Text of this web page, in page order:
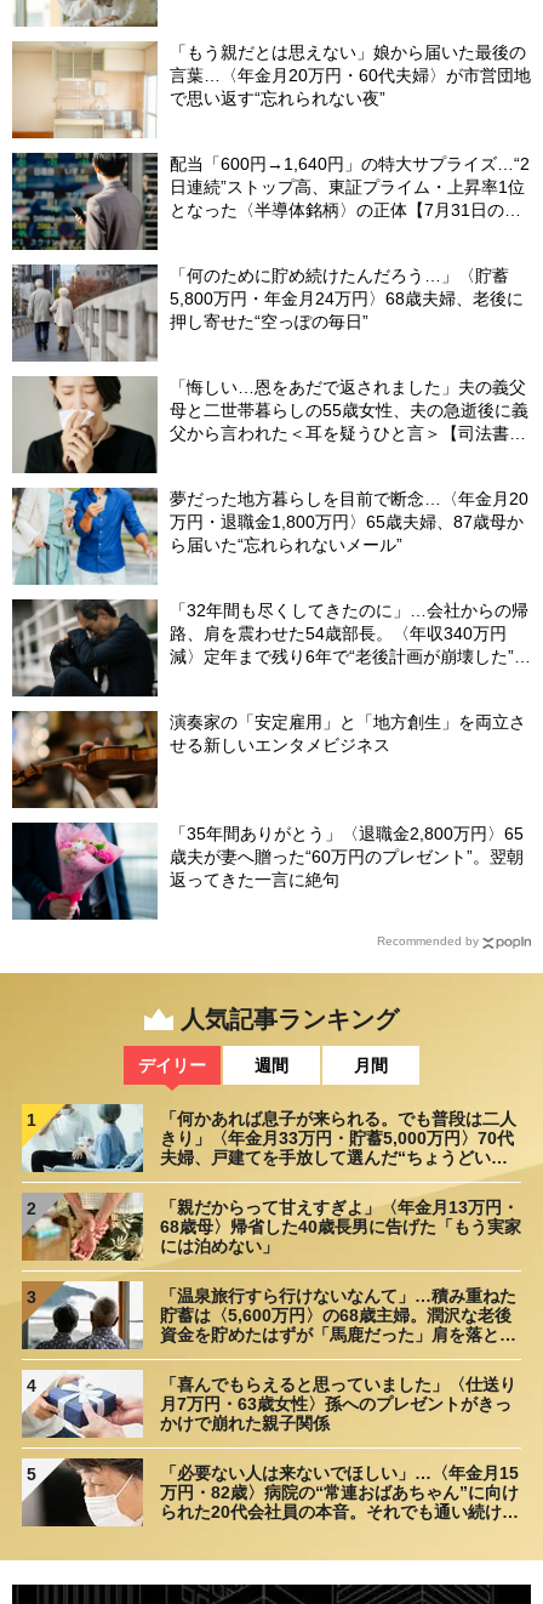
「もう親だとは思えない」娘から届いた最後の
言葉…〈年金月20万円・60代夫婦〉が市営団地
で思い返す“忘れられない夜”
配当「600円→1,640円」の特大サプライズ…“2
日連続”ストップ高、東証プライム・上昇率1位
となった〈半導体銘柄〉の正体【7月31日の国
「何のために貯め続けたんだろう…」〈貯蓄
5,800万円・年金月24万円〉68歳夫婦、老後に
押し寄せた“空っぽの毎日”
「悔しい…恩をあだで返されました」夫の義父
母と二世帯暮らしの55歳女性、夫の急逝後に義
父から言われた＜耳を疑うひと言＞【司法書士
夢だった地方暮らしを目前で断念…〈年金月20
万円・退職金1,800万円〉65歳夫婦、87歳母か
ら届いた“忘れられないメール”
「32年間も尽くしてきたのに」…会社からの帰
路、肩を震わせた54歳部長。〈年収340万円
減〉定年まで残り6年で“老後計画が崩壊した”ワ
演奏家の「安定雇用」と「地方創生」を両立さ
せる新しいエンタメビジネス
「35年間ありがとう」〈退職金2,800万円〉65
歳夫が妻へ贈った“60万円のプレゼント”。翌朝
返ってきた一言に絶句
Recommended by
人気記事ランキング
デイリー 週間 月間
1
「何かあれば息子が来られる。でも普段は二人
きり」〈年金月33万円・貯蓄5,000万円〉70代
夫婦、戸建てを手放して選んだ“ちょうどいい
2
「親だからって甘えすぎよ」〈年金月13万円・
68歳母〉帰省した40歳長男に告げた「もう実家
には泊めない」
3
「温泉旅行すら行けないなんて」…積み重ねた
貯蓄は〈5,600万円〉の68歳主婦。潤沢な老後
資金を貯めたはずが「馬鹿だった」肩を落とす
4
「喜んでもらえると思っていました」〈仕送り
月7万円・63歳女性〉孫へのプレゼントがきっ
かけで崩れた親子関係
5
「必要ない人は来ないでほしい」…〈年金月15
万円・82歳〉病院の“常連おばあちゃん”に向け
られた20代会社員の本音。それでも通い続ける